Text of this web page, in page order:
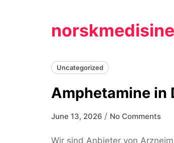
Uncategorized
Amphetamine in
June 13, 2026 / No Comments
Wir sind Anbieter von